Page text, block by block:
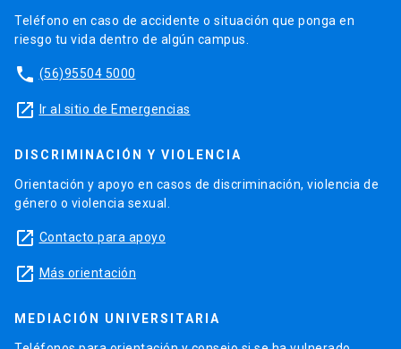
Teléfono en caso de accidente o situación que ponga en
riesgo tu vida dentro de algún campus.
phone (56)95504 5000
launch Ir al sitio de Emergencias
DISCRIMINACIÓN Y VIOLENCIA
Orientación y apoyo en casos de discriminación, violencia de
género o violencia sexual.
launch Contacto para apoyo
launch Más orientación
MEDIACIÓN UNIVERSITARIA